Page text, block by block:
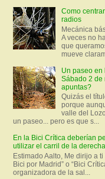
Como
radios
Mecánica
A veces no
que
mueve
Un paseo en
Sábado 2 de
apuntas?
Quizás el
porque
valle del
un paseo... pero es que s...
En la Bici Crítica deberían
utilizar el carril de la derecha
Estimado Aalto, Me dirijo a
Bici por Madrid” o “Bici
organizadora de la sal...